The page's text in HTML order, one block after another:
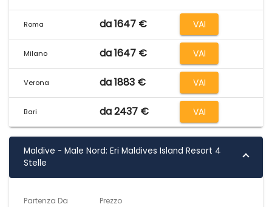
Roma da 1647 € VAI
Milano da 1647 € VAI
Verona da 1883 € VAI
Bari da 2437 € VAI
Maldive - Male Nord: Eri Maldives Island Resort 4
Stelle
Partenza Da Prezzo